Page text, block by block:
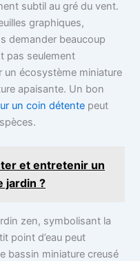
subtil au gré du vent.
graphiques,
demander beaucoup
pas seulement
un écosystème miniature
apaisante. Un bon
un coin détente peut
et entretenir un
jardin ?
zen, symbolisant la
point d’eau peut
bassin miniature creusé